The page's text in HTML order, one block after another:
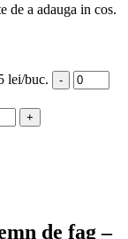
de a adauga in cos.
lei/buc.
-
+
de fag –